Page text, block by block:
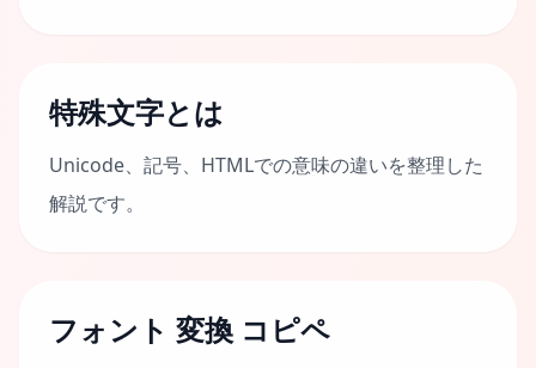
特殊文字とは
Unicode、記号、HTMLでの意味の違いを整理した
解説です。
フォント 変換 コピペ